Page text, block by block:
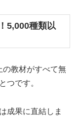
5,000種類以
の教材がすべて無
つです。
成果に直結しま